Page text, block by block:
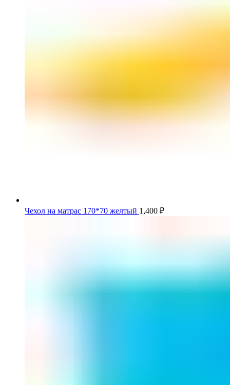
Чехол на матрас 170*70 желтый 1,400 ₽